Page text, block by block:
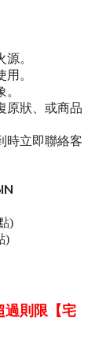
。
。
原狀、或商品
時立即聯絡客
)
)
過則限【宅